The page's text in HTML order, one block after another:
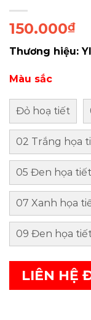
150.000₫
Thương hiệu:
Màu sắc
Đỏ hoạ tiết
02 Trắng họa
05 Đen họa tiết
07 Xanh họa
09 Đen họa
LIÊN HỆ